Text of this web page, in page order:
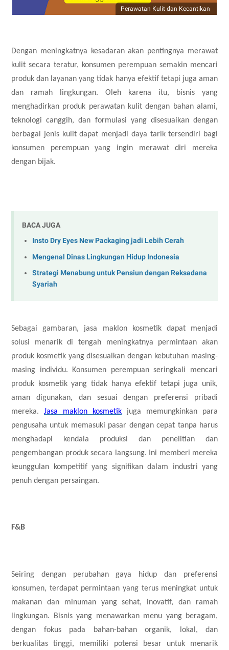
Perawatan Kulit dan Kecantikan
Dengan meningkatnya kesadaran akan pentingnya merawat
kulit secara teratur, konsumen perempuan semakin mencari
produk dan layanan yang tidak hanya efektif tetapi juga aman
dan ramah lingkungan. Oleh karena itu, bisnis yang
menghadirkan produk perawatan kulit dengan bahan alami,
teknologi canggih, dan formulasi yang disesuaikan dengan
berbagai jenis kulit dapat menjadi daya tarik tersendiri bagi
konsumen perempuan yang ingin merawat diri mereka
dengan bijak.
BACA JUGA
Insto Dry Eyes New Packaging jadi Lebih Cerah
Mengenal Dinas Lingkungan Hidup Indonesia
Strategi Menabung untuk Pensiun dengan Reksadana
Syariah
Sebagai gambaran, jasa maklon kosmetik dapat menjadi
solusi menarik di tengah meningkatnya permintaan akan
produk kosmetik yang disesuaikan dengan kebutuhan masing-
masing individu. Konsumen perempuan seringkali mencari
produk kosmetik yang tidak hanya efektif tetapi juga unik,
aman digunakan, dan sesuai dengan preferensi pribadi
mereka. Jasa maklon kosmetik juga memungkinkan para
pengusaha untuk memasuki pasar dengan cepat tanpa harus
menghadapi kendala produksi dan penelitian dan
pengembangan produk secara langsung. Ini memberi mereka
keunggulan kompetitif yang signifikan dalam industri yang
penuh dengan persaingan.
F&B
Seiring dengan perubahan gaya hidup dan preferensi
konsumen, terdapat permintaan yang terus meningkat untuk
makanan dan minuman yang sehat, inovatif, dan ramah
lingkungan. Bisnis yang menawarkan menu yang beragam,
dengan fokus pada bahan-bahan organik, lokal, dan
berkualitas tinggi, memiliki potensi besar untuk menarik